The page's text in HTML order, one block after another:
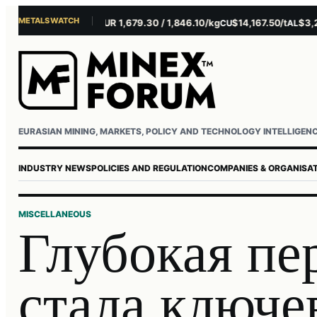
METALS WATCH
$4,156.45/ozAGEUR 1,679.30 / 1,846.10/kgCU$14,167.50/tAL
EURASIAN MINING, MARKETS, POLICY AND TECHNOLOGY
INDUSTRY NEWSPOLICIES AND REGULATIONCOMPANIES &
MISCELLANEOUS
Глубокая